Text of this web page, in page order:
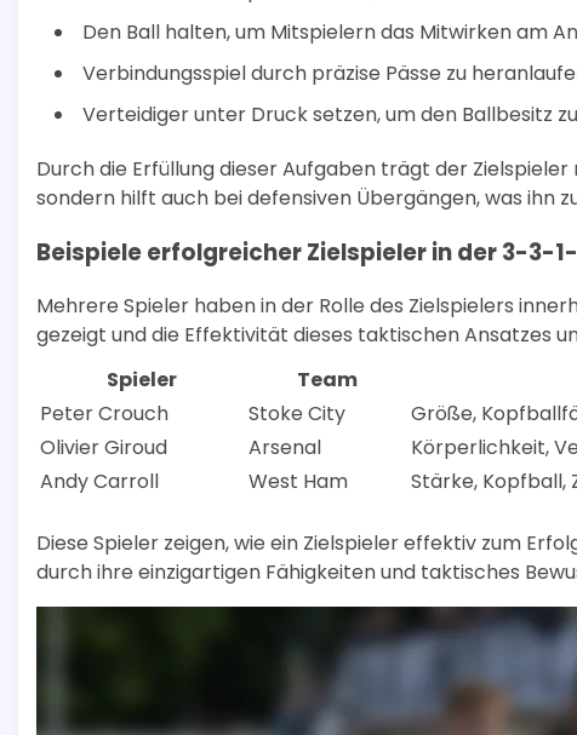
Den Ball halten, um Mitspielern das Mitwirken am
Verbindungsspiel durch präzise Pässe zu
Verteidiger unter Druck setzen, um den Ballbesitz
Durch die Erfüllung dieser Aufgaben trägt der
sondern hilft auch bei defensiven Übergängen, was ihn
Beispiele erfolgreicher Zielspieler in der 3-3-
Mehrere Spieler haben in der Rolle des Zielspielers
gezeigt und die Effektivität dieses taktischen Ansatzes
Spieler
Team
Peter Crouch
Stoke City
Größe,
Olivier Giroud
Arsenal
Körperlichkeit,
Andy Carroll
West Ham Stärke, Kopfball,
Diese Spieler zeigen, wie ein Zielspieler effektiv zum
durch ihre einzigartigen Fähigkeiten und taktisches